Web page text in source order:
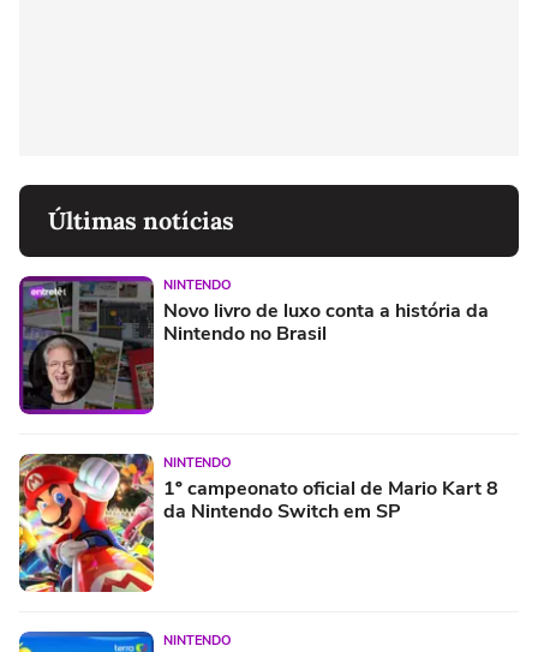
Últimas notícias
NINTENDO
Novo livro de luxo conta a história da
Nintendo no Brasil
NINTENDO
1º campeonato oficial de Mario Kart 8
da Nintendo Switch em SP
NINTENDO